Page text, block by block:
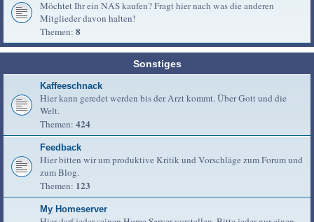
Möchtet Ihr ein NAS kaufen? Fragt hier nach was die anderen
Mitglieder davon halten!
Themen: 8
Sonstiges
Kaffeeschnack
Hier kann geredet werden bis der Arzt kommt. Über Gott und die
Welt.
Themen: 424
Feedback
Hier bitten wir um produktive Kritik und Vorschläge zum Forum und
zum Blog.
Themen: 123
My Homeserver